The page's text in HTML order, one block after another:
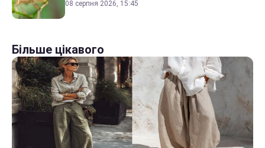
08 серпня 2026, 15:45
Більше цікавого